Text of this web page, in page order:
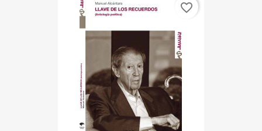
favorite_border